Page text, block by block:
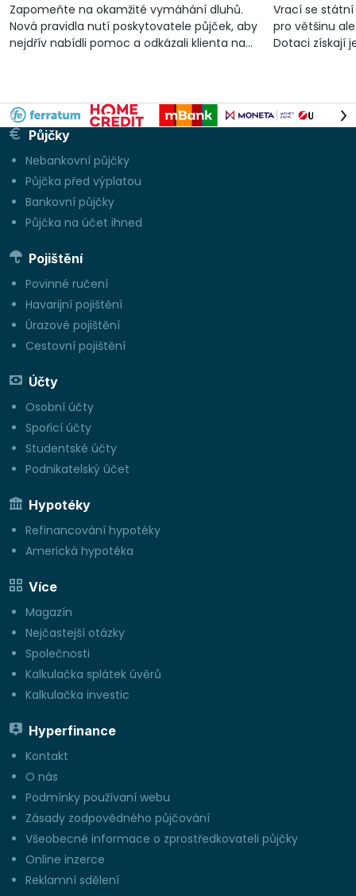
Zapomeňte na okamžité vymáhání dluhů.
Nová pravidla nutí poskytovatele půjček, aby
nejdřív nabídli pomoc a odkázali klienta na
Vrací se
pro většinu
Dotaci získají
Půjčky
Nebankovní půjčky
Půjčka před výplatou
Bankovní půjčky
Půjčka na účet ihned
Pojištění
Povinné ručení
Havarijní pojištění
Úrazové pojištění
Cestovní pojištění
Účty
Osobní účty
Spořicí účty
Studentské účty
Podnikatelský účet
Hypotéky
Refinancování hypotéky
Americká hypotéka
Více
Magazín
Nejčastejší otázky
Společnosti
Kalkulačka splátek úvěrů
Kalkulačka investic
Hyperfinance
Kontakt
O nás
Podmínky používaní webu
Zásady zodpovědného půjčování
Všeobecné informace o zprostředkovateli půjčky
Online inzerce
Reklamní sdělení